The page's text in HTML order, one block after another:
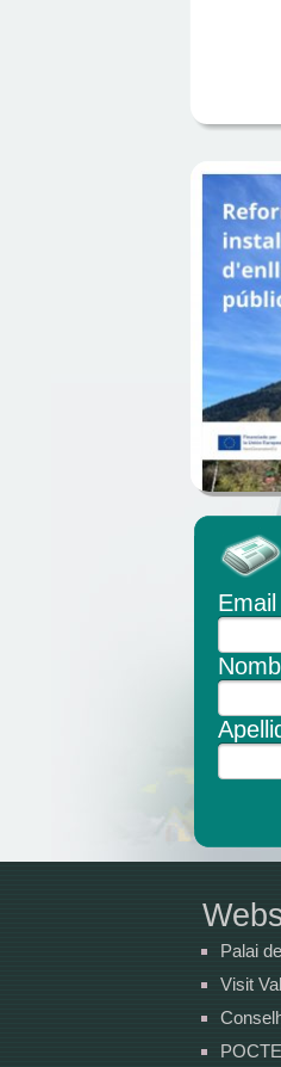
Email
Palai
Visit